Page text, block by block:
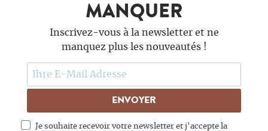
MANQUER
Inscrivez-vous à la newsletter et ne
manquez plus les nouveautés !
ENVOYER
Je souhaite recevoir votre newsletter et j'accepte la
SUIS-NOUS